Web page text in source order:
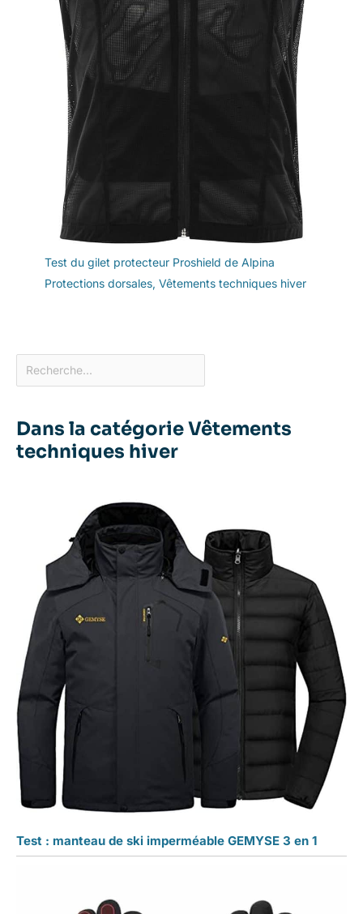
Test du gilet protecteur Proshield de Alpina
Protections dorsales, Vêtements techniques hiver
Dans la catégorie Vêtements
techniques hiver
Test : manteau de ski imperméable GEMYSE 3 en 1